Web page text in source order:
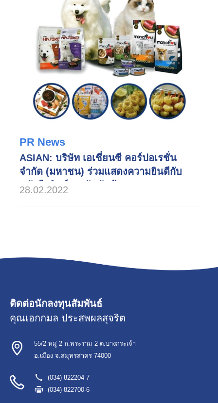
PR News
ASIAN: บริษัท เอเชี่ยนซี คอร์ปอเรชั่น
จำกัด (มหาชน) ร่วมแสดงความยินดีกับ
หนังสือพิมพ์รายวันทันหุ้น
28.02.2022
ติดต่อนักลงทุนสัมพันธ์
คุณเอกกมล ประสพผลสุจริต
55/2 หมู่ 2 ถ.พระราม 2 ต.บางกระเจ้า
อ.เมือง จ.สมุทรสาคร 74000
(034) 822204-7
(034) 822700-6